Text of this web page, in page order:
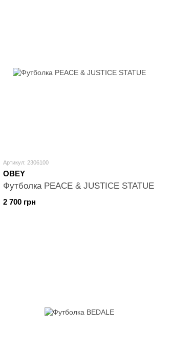
Артикул: 2306100
OBEY
Футболка PEACE & JUSTICE STATUE
2 700 грн